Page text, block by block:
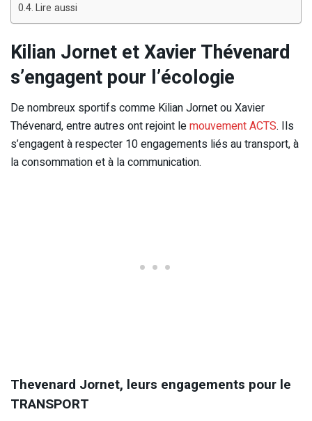
Lire aussi
Kilian Jornet et Xavier Thévenard
s’engagent pour l’écologie
De nombreux sportifs comme Kilian Jornet ou Xavier
Thévenard, entre autres ont rejoint lemouvement ACTS. Ils
s’engagent à respecter 10 engagements liés au transport, à
la consommation et à la communication.
Thevenard Jornet, leurs engagements pour le
TRANSPORT